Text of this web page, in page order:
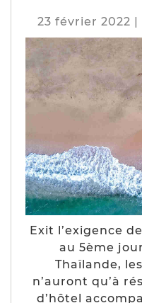
23 février 2022 |
Exit l’exigence
au 5ème
Thaïlande,
n’auront qu’à
d’hôtel